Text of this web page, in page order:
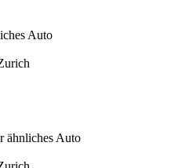
Auto
ähnliches Auto